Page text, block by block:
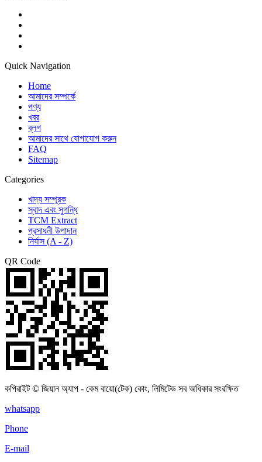
Quick Navigation
Home
আমাদের সম্পর্কে
পণ্য
খবর
ব্লগ
আমাদের সাথে যোগাযোগ করুন
FAQ
Sitemap
Categories
খাদ্য সম্পূরক
স্বাদ এবং সুগন্ধি
TCM Extract
প্রসাধনী উপাদান
নির্যাস (A - Z)
QR Code
কপিরাইট © জিয়ান অ্যাপ - কেম বায়ো(টেক) কোং, লিমিটেড সব অধিকার সংরক্ষিত
whatsapp
Phone
E-mail